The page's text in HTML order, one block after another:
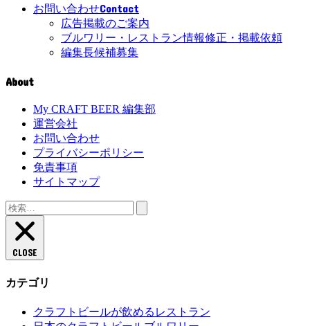
お問い合わせContact
広告掲載のご案内
ブルワリー・レストラン情報修正・掲載依頼
編集長候補募集
About
My CRAFT BEER 編集部
運営会社
お問い合わせ
プライバシーポリシー
免責事項
サイトマップ
検
索:
CLOSE
カテゴリ
クラフトビールが飲めるレストラン